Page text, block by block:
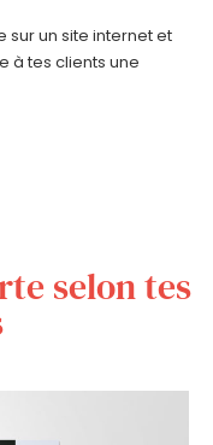
sur un site internet et
à tes clients une
selon tes